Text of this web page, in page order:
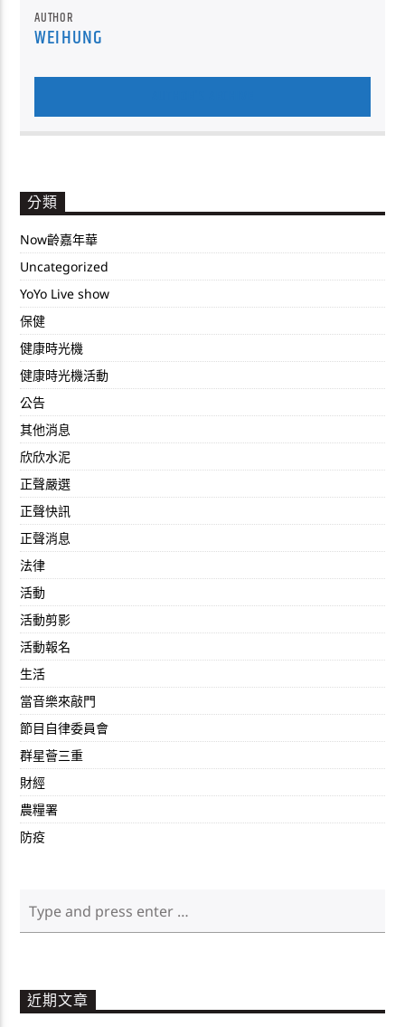
AUTHOR
WEIHUNG
分類
Now齡嘉年華
Uncategorized
YoYo Live show
保健
健康時光機
健康時光機活動
公告
其他消息
欣欣水泥
正聲嚴選
正聲快訊
正聲消息
法律
活動
活動剪影
活動報名
生活
當音樂來敲門
節目自律委員會
群星薈三重
財經
農糧署
防疫
近期文章